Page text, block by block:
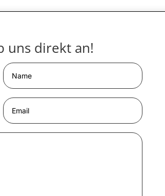
uns direkt an!